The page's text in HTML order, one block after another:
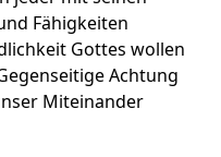
Fähigkeiten
Gottes wollen
Achtung
Miteinander